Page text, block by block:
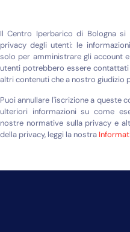
Il Centro Iperbarico di Bologna
privacy degli utenti: le
solo per amministrare gli account
utenti potrebbero essere
altri contenuti che a nostro giudizio
Puoi annullare l'iscrizione a queste
ulteriori informazioni su come
nostre normative sulla privacy e
della privacy, leggi la nostra